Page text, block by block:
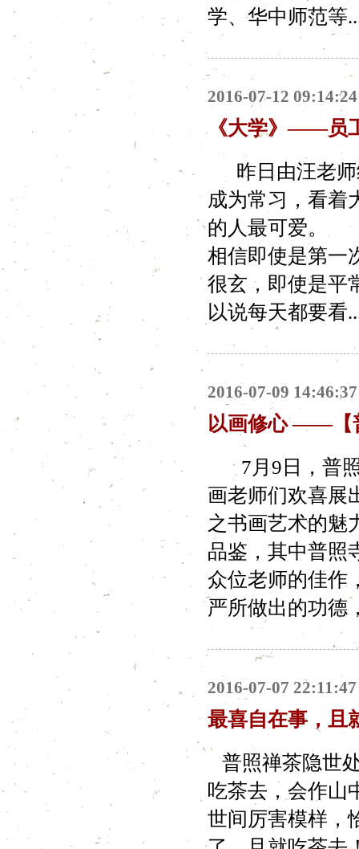
学、华中师范等
2016-07-12 09:14:24
《大学》——员
昨日由汪老师
成为常习，看着
的人最可爱。
相信即使是第一
很玄，即使是平
以说每天都要看
2016-07-09 14:46:37
以画修心 ——【
7月9日，普照
画老师们欢喜展
之书画艺术的
品鉴，其中普照
众位老师的佳作
严所做出的功德
2016-07-07 22:11:47
最喜自在事，且
普照禅茶隐世
吃茶去，会作
世间厉害模样，